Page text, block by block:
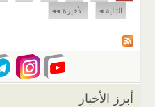
التالية ◂ الأخيرة ◂◂
أبرز الأخبار